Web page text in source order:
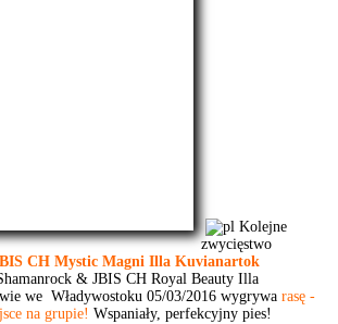
Kolejne
zwycięstwo
BIS CH Mystic Magni Illa Kuvianartok
& JBIS CH Royal Beauty Illa
we Władywostoku 05/03/2016 wygrywa rasę -
na grupie! Wspaniały, perfekcyjny pies!